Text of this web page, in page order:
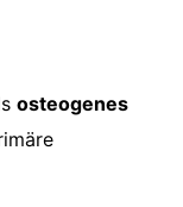
osteogenes